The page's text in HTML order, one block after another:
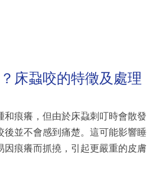
床蝨咬的特徵及處理
和痕癢，但由於床蝨刺叮時會散發
後並不會感到痛楚。這可能影響睡
因痕癢而抓撓，引起更嚴重的皮膚